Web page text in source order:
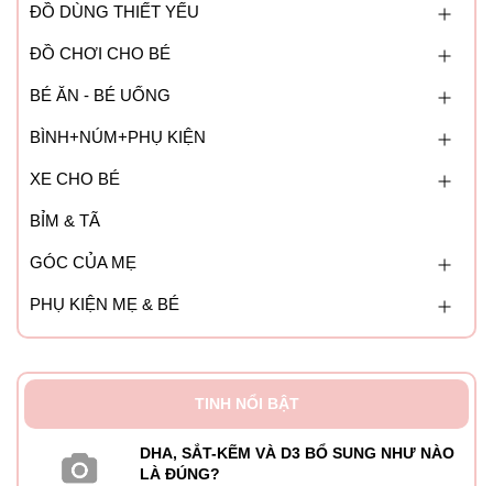
9- Bảng điều khiển
002
: Bình đun nước thông minh Moaz BéBé MB-
002 bảo hành 12 tháng 1 đổi 1 khi có lỗi nguồn từ nhà sản
xuất.
♦ Màu sắc: Trắng xám
♦ Dung tích bình nước
GB4706.1-2005/GB4706.19-2008
ĐỒ DÙNG THIẾT YẾU
ĐỒ CHƠI CHO BÉ
BÉ ĂN - BÉ UỐNG
BÌNH+NÚM+PHỤ KIỆN
XE CHO BÉ
BỈM & TÃ
GÓC CỦA MẸ
PHỤ KIỆN MẸ & BÉ
TINH NỔI BẬT
DHA, SẮT-KẼM VÀ D3 BỔ SUNG NHƯ NÀO
LÀ ĐÚNG?